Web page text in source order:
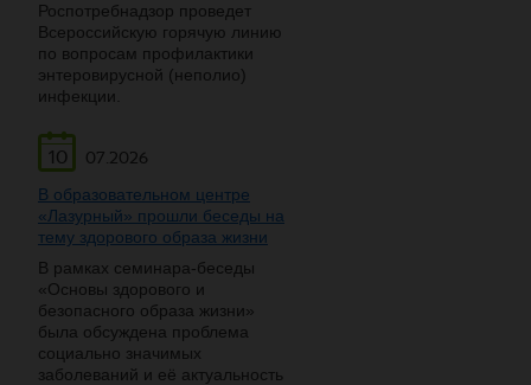
Роспотребнадзор проведет
Всероссийскую горячую линию
по вопросам профилактики
энтеровирусной (неполио)
инфекции.
10
07.2026
В образовательном центре
«Лазурный» прошли беседы на
тему здорового образа жизни
В рамках семинара-беседы
«Основы здорового и
безопасного образа жизни»
была обсуждена проблема
социально значимых
заболеваний и её актуальность